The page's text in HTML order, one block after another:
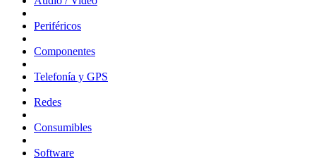
Periféricos
Componentes
Telefonía y GPS
Redes
Consumibles
Software